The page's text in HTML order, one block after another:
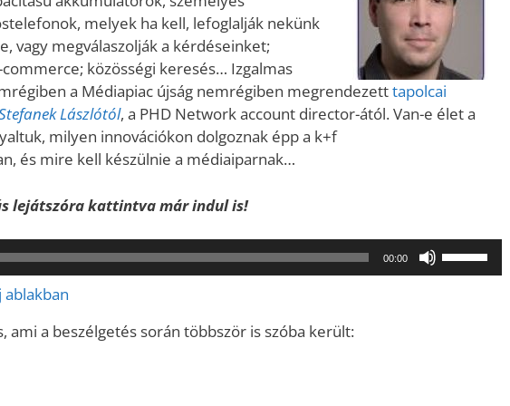
melyek ha kell, lefoglalják nekünk
vagy megválaszolják a kérdéseinket;
közösségi keresés… Izgalmas
a Médiapiac újság nemrégiben megrendezetttapolcai
Lászlótól, a PHD Network account director-ától. Van-e élet a
milyen innovációkon dolgoznak épp a k+f
és mire kell készülnie a médiaiparnak…
lejátszóra kattintva már indul is!
00:00
A
hangerő
ablakban
ami a beszélgetés során többször is szóba került: